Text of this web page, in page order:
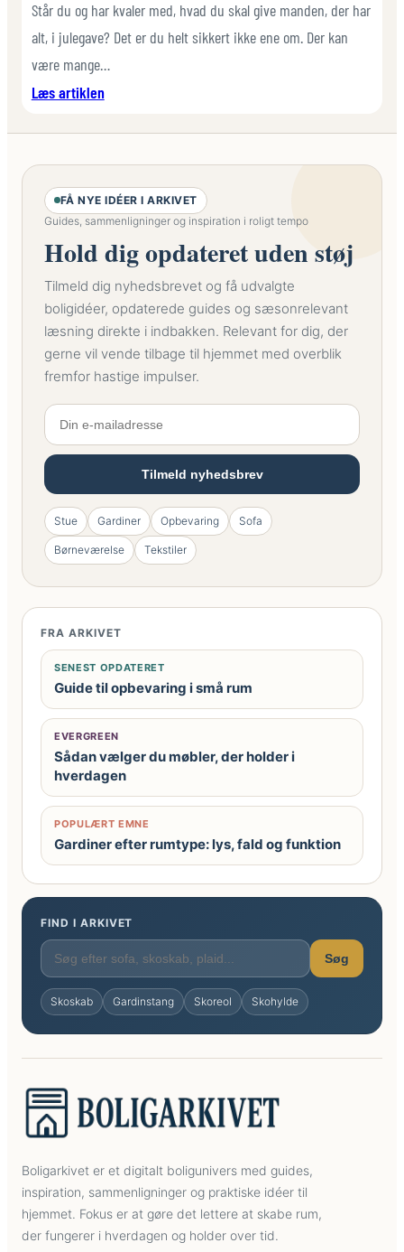
liv
i
Her
er
du
kan
gøre
at
pifte
det
hele
lidt
op
Står du og har kvaler med, hvad du skal give manden, der har
alt, i julegave? Det er du helt sikkert ikke ene om. Der kan
være mange…
Læs artiklen:
Petra
den
perfekte
julegave
ham
der
går
op
i
design
og
kvalitet
FÅ NYE IDÉER I ARKIVET
Guides, sammenligninger og inspiration i roligt tempo
Hold dig opdateret uden støj
Tilmeld dig nyhedsbrevet og få udvalgte
boligidéer, opdaterede guides og sæsonrelevant
læsning direkte i indbakken. Relevant for dig, der
gerne vil vende tilbage til hjemmet med overblik
fremfor hastige impulser.
Tilmeld nyhedsbrev
Stue Gardiner Opbevaring Sofa
Børneværelse Tekstiler
FRA ARKIVET
SENEST OPDATERET
Guide til opbevaring i små rum
EVERGREEN
Sådan vælger du møbler, der holder i
hverdagen
POPULÆRT EMNE
Gardiner efter rumtype: lys, fald og funktion
FIND I ARKIVET
Søg
Skoskab Gardinstang Skoreol Skohylde
Boligarkivet er et digitalt boligunivers med guides,
inspiration, sammenligninger og praktiske idéer til
hjemmet. Fokus er at gøre det lettere at skabe rum,
der fungerer i hverdagen og holder over tid.